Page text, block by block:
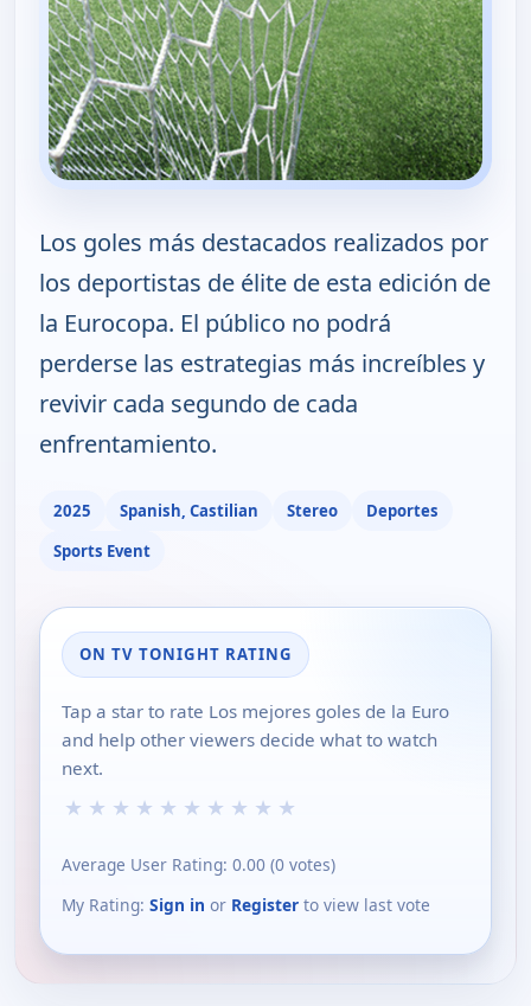
Los goles más destacados realizados por
los deportistas de élite de esta edición de
la Eurocopa. El público no podrá
perderse las estrategias más increíbles y
revivir cada segundo de cada
enfrentamiento.
2025 Spanish, Castilian Stereo
Deportes
Sports Event
ON TV TONIGHT RATING
Tap a star to rate Los mejores goles de la Euro
and help other viewers decide what to watch
next.
★ ★ ★ ★ ★ ★ ★ ★ ★ ★
Average User Rating: 0.00 (0 votes)
My Rating: Sign in or Register to view last vote